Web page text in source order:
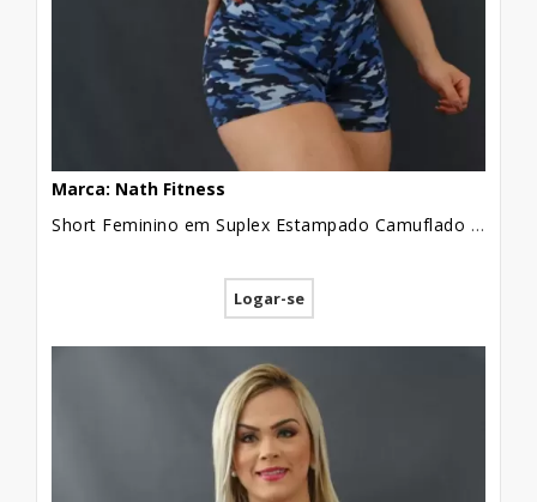
Marca: Nath Fitness
Short Feminino em Suplex Estampado Camuflado Azul [2109147]
Logar-se